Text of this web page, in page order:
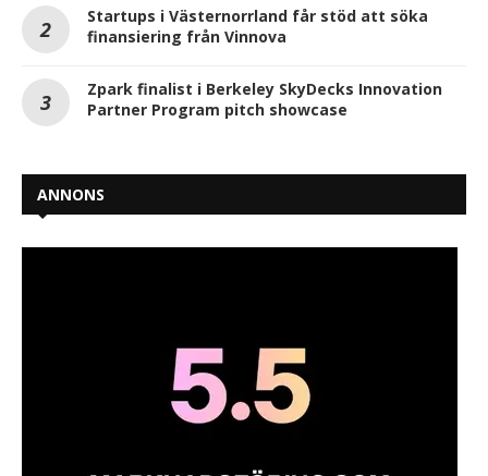
Startups i Västernorrland får stöd att söka
finansiering från Vinnova
Zpark finalist i Berkeley SkyDecks Innovation
Partner Program pitch showcase
ANNONS